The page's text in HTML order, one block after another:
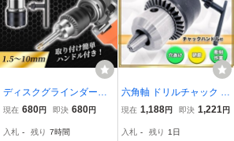
ディスクグラインダー用
アタッチメント サンダー
アダプター ハンドル DIY
現在 680円 即決 680円
入札 - 残り 7時間
六角軸 ドリルチャック 充
電ドリル インパクトドラ
チャックハンドル チャッ
現在 1,188円 即決 1,221 円
入札 - 残り 1日